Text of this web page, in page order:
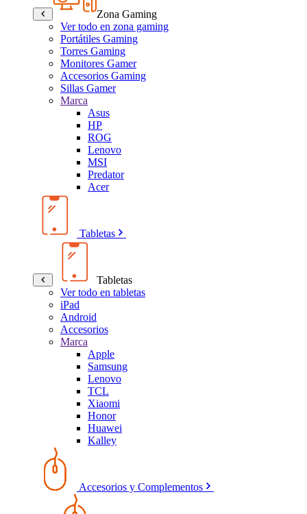
Zona Gaming
Ver todo en zona gaming
Portátiles Gaming
Torres Gaming
Monitores Gamer
Accesorios Gaming
Sillas Gamer
Marca
Asus
HP
ROG
Lenovo
MSI
Predator
Acer
Tabletas
Tabletas
Ver todo en tabletas
iPad
Android
Accesorios
Marca
Apple
Samsung
Lenovo
TCL
Xiaomi
Honor
Huawei
Kalley
Accesorios y Complementos